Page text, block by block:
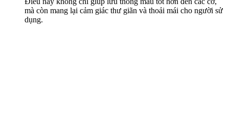
mà còn mang lại cảm giác thư giãn và thoải mái cho người sử
dụng.